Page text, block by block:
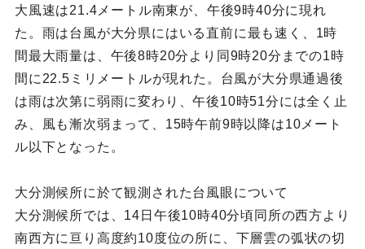
大風速は21.4メートル南東が、午後9時40分に現れ
た。雨は台風が大分県にはいる直前に最も速く、1時
間最大雨量は、午後8時20分より同9時20分までの1時
間に22.5ミリメートルが現れた。台風が大分県通過後
は雨は次第に弱雨に変わり、午後10時51分には全く止
み、風も漸次弱まって、15時午前9時以降は10メート
ル以下となった。
大分測候所に於て観測された台風眼について
大分測候所では、14日午後10時40分頃同所の西方より
南西方に亘り高度約10度位の所に、下層雲の弧状の切